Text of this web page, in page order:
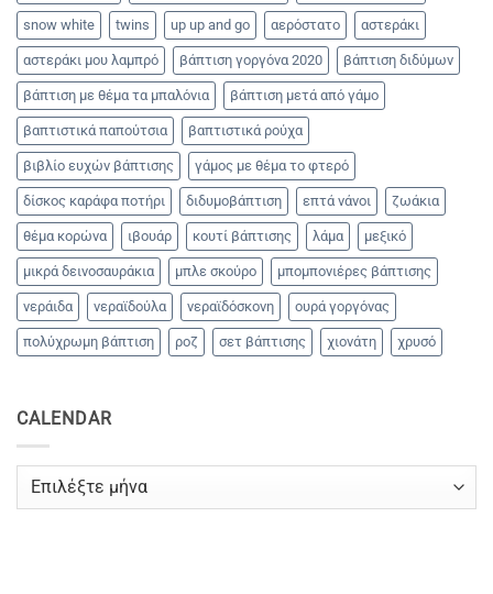
snow white twins up up and go αερόστατο αστεράκι
αστεράκι μου λαμπρό βάπτιση γοργόνα 2020 βάπτιση διδύμων
βάπτιση με θέμα τα μπαλόνια βάπτιση μετά από γάμο
βαπτιστικά παπούτσια βαπτιστικά ρούχα
βιβλίο ευχών βάπτισης γάμος με θέμα το φτερό
δίσκος καράφα ποτήρι διδυμοβάπτιση επτά νάνοι ζωάκια
θέμα κορώνα ιβουάρ κουτί βάπτισης λάμα μεξικό
μικρά δεινοσαυράκια μπλε σκούρο μπομπονιέρες βάπτισης
νεράιδα νεραϊδούλα νεραϊδόσκονη ουρά γοργόνας
πολύχρωμη βάπτιση ροζ σετ βάπτισης χιονάτη χρυσό
CALENDAR
CALENDAR